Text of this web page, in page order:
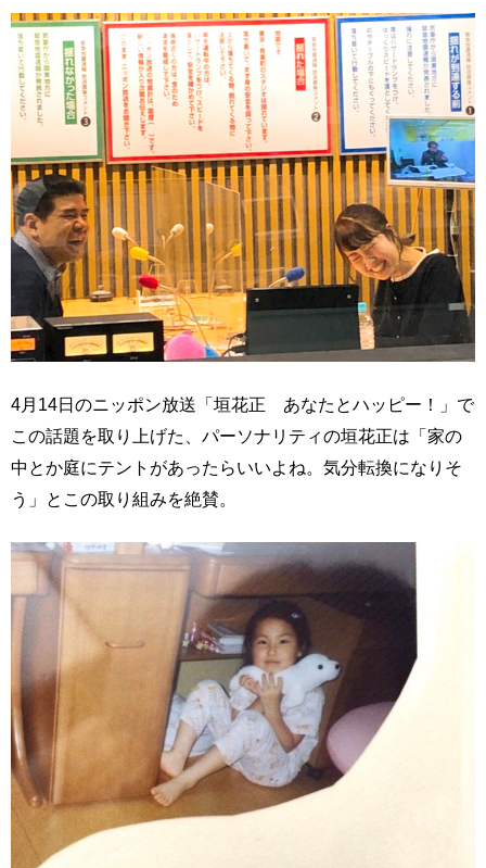
4月14日のニッポン放送「垣花正 あなたとハッピー！」で
この話題を取り上げた、パーソナリティの垣花正は「家の
中とか庭にテントがあったらいいよね。気分転換になりそ
う」とこの取り組みを絶賛。